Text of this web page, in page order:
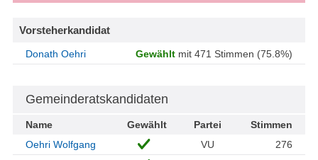
Vorsteherkandidat
Donath Oehri Gewählt mit 471 Stimmen (75.8%)
Gemeinderatskandidaten
Name Gewählt Partei
Stimmen
Oehri Wolfgang
VU
276